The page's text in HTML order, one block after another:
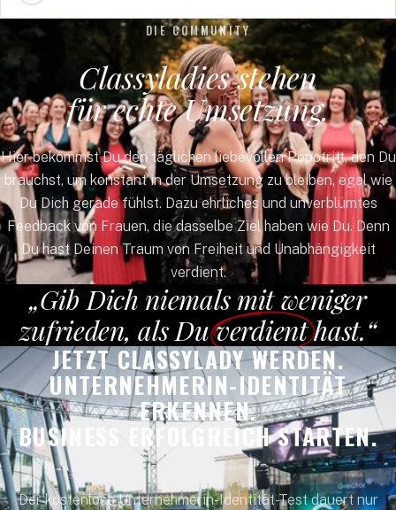
DIE COMMUNITY
Classyladies stehen
für echte Umsetzung.
Hier bekommst Du den täglichen liebevollen Popotritt, den Du
brauchst, um konstant in der Umsetzung zu bleiben, egal wie
Du Dich gerade fühlst. Dazu ehrliches und unverblümtes
Feedback von Frauen, die dasselbe Ziel haben wie Du. Denn
Du hast Deinen Traum von Freiheit und Unabhängigkeit
verdient.
„Gib Dich niemals mit weniger
zufrieden, als Duverdienthast.“
JETZT CLASSYLADY WERDEN.
UNTERNEHMERIN-IDENTITÄT
ERKENNEN.
BUSINESS ERFOLGREICH STARTEN.
Der kostenlose Unternehmerin-Identität-Test dauert nur